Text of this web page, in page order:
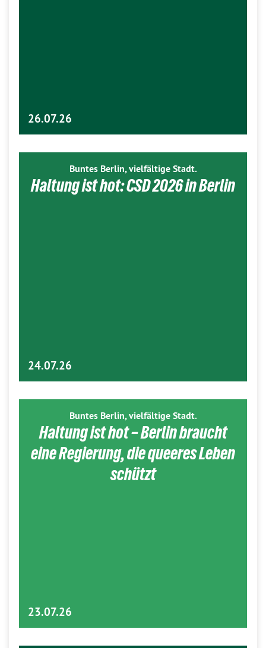
26.07.26
Buntes Berlin, vielfältige Stadt.
Haltung ist hot: CSD 2026 in Berlin
24.07.26
Buntes Berlin, vielfältige Stadt.
Haltung ist hot – Berlin braucht
eine Regierung, die queeres Leben
schützt
23.07.26